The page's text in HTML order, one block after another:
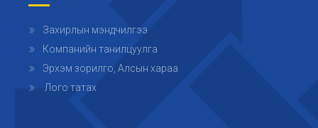
Захирлын мэндчилгээ
Компанийн танилцуулга
Эрхэм зорилго, Алсын хараа
Лого татах